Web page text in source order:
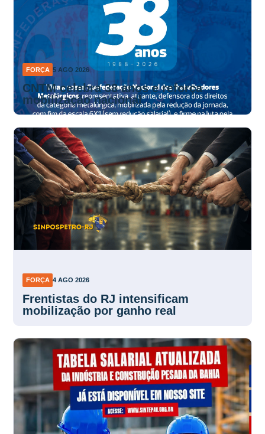
FORÇA 5 AGO 2026
CNTM celebra 38 anos e reforça
mobilização nacional
FORÇA 4 AGO 2026
Frentistas do RJ intensificam
mobilização por ganho real